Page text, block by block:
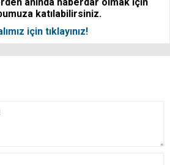
katılabilirsiniz.
için tıklayınız!